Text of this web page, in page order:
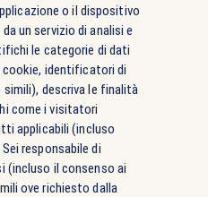
o il dispositivo
un servizio di analisi e
le categorie di dati
cookie, identificatori di
descriva le finalità
come i visitatori
applicabili (incluso
responsabile di
il consenso ai
ove richiesto dalla